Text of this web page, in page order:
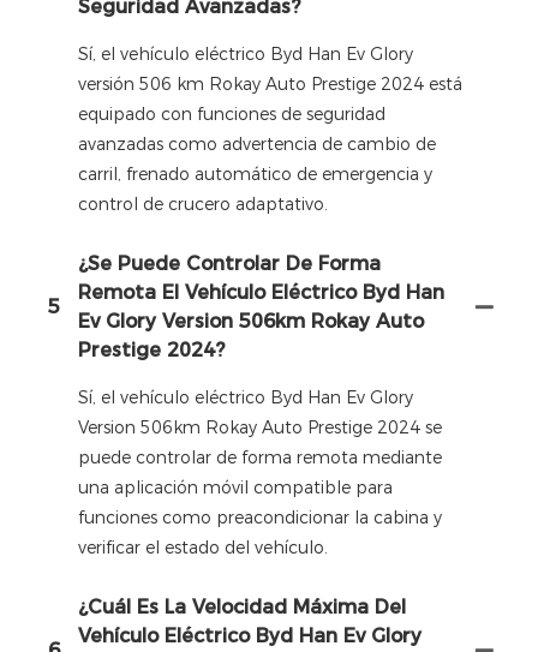
Seguridad Avanzadas?
Sí, el vehículo eléctrico Byd Han Ev Glory
versión 506 km Rokay Auto Prestige 2024 está
equipado con funciones de seguridad
avanzadas como advertencia de cambio de
carril, frenado automático de emergencia y
control de crucero adaptativo.
5
¿Se Puede Controlar De Forma
Remota El Vehículo Eléctrico Byd Han
Ev Glory Version 506km Rokay Auto
Prestige 2024?
Sí, el vehículo eléctrico Byd Han Ev Glory
Version 506km Rokay Auto Prestige 2024 se
puede controlar de forma remota mediante
una aplicación móvil compatible para
funciones como preacondicionar la cabina y
verificar el estado del vehículo.
¿Cuál Es La Velocidad Máxima Del
Vehículo Eléctrico Byd Han Ev Glory